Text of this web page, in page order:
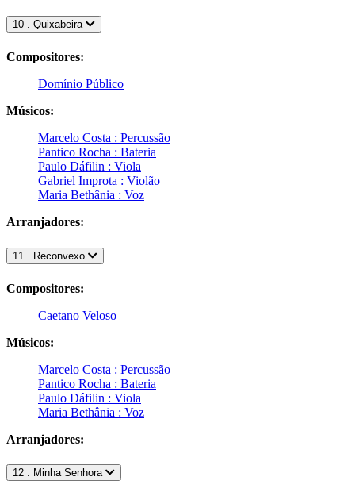
10 . Quixabeira
Compositores:
Domínio Público
Músicos:
Marcelo Costa : Percussão
Pantico Rocha : Bateria
Paulo Dáfilin : Viola
Gabriel Improta : Violão
Maria Bethânia : Voz
Arranjadores:
11 . Reconvexo
Compositores:
Caetano Veloso
Músicos:
Marcelo Costa : Percussão
Pantico Rocha : Bateria
Paulo Dáfilin : Viola
Maria Bethânia : Voz
Arranjadores:
12 . Minha Senhora